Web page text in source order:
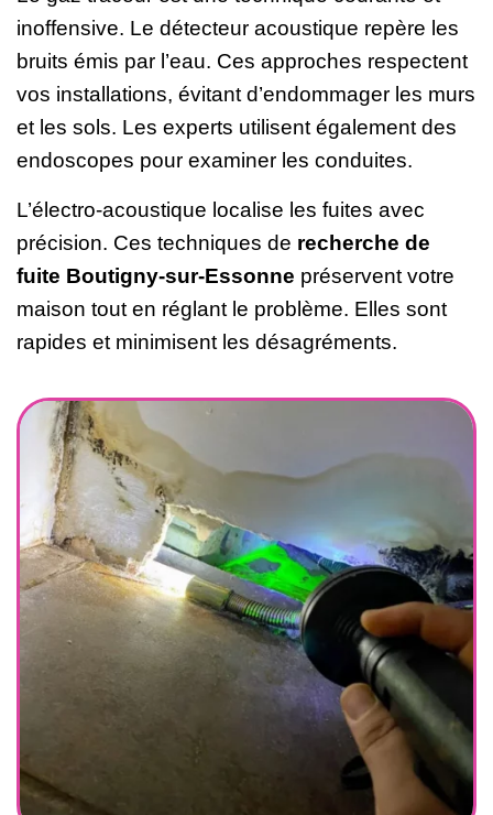
inoffensive. Le détecteur acoustique repère les
bruits émis par l’eau. Ces approches respectent
vos installations, évitant d’endommager les murs
et les sols. Les experts utilisent également des
endoscopes pour examiner les conduites.
L’électro-acoustique localise les fuites avec
précision. Ces techniques de recherche de
fuite Boutigny-sur-Essonne préservent votre
maison tout en réglant le problème. Elles sont
rapides et minimisent les désagréments.